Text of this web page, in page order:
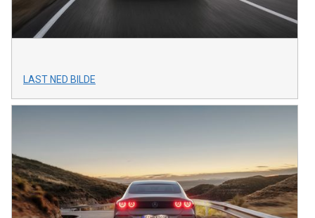
LAST NED BILDE